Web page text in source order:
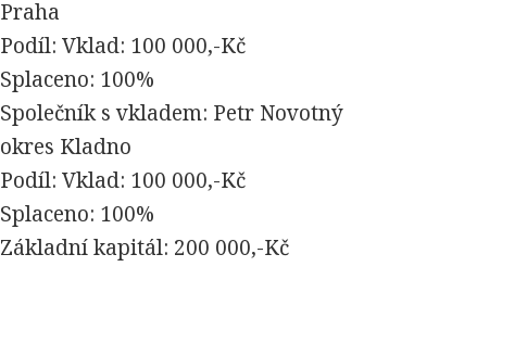
Praha
Podíl: Vklad: 100 000,-Kč
Splaceno: 100%
Společník s vkladem: Petr Novotný
okres Kladno
Podíl: Vklad: 100 000,-Kč
Splaceno: 100%
Základní kapitál: 200 000,-Kč